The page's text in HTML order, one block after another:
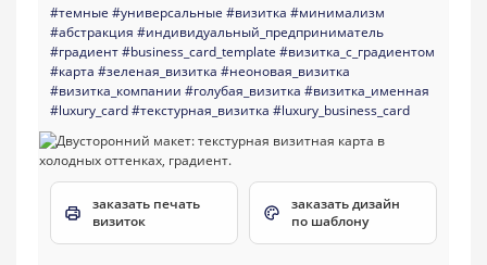
#темные #универсальные #визитка #минимализм
#абстракция #индивидуальный_предприниматель
#градиент#business_card_template #визитка_с_градиентом
#карта #зеленая_визитка #неоновая_визитка
#визитка_компании #голубая_визитка #визитка_именная
#luxury_card#текстурная_визитка #luxury_business_card
заказать печать
визиток
заказать дизайн
по шаблону